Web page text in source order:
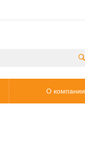
О компании